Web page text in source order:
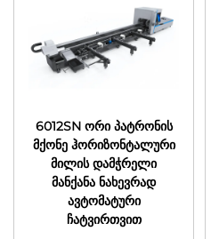
6012SN ორი პატრონის
მქონე ჰორიზონტალური
მილის დამჭრელი
მანქანა ნახევრად
ავტომატური
ჩატვირთვით